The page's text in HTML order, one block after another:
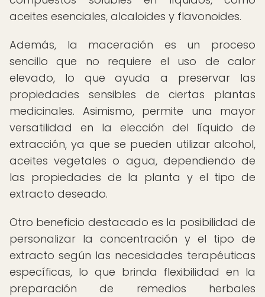
aceites esenciales, alcaloides y flavonoides.
Además, la maceración es un proceso
sencillo que no requiere el uso de calor
elevado, lo que ayuda a preservar las
propiedades sensibles de ciertas plantas
medicinales. Asimismo, permite una mayor
versatilidad en la elección del líquido de
extracción, ya que se pueden utilizar alcohol,
aceites vegetales o agua, dependiendo de
las propiedades de la planta y el tipo de
extracto deseado.
Otro beneficio destacado es la posibilidad de
personalizar la concentración y el tipo de
extracto según las necesidades terapéuticas
específicas, lo que brinda flexibilidad en la
preparación de remedios herbales